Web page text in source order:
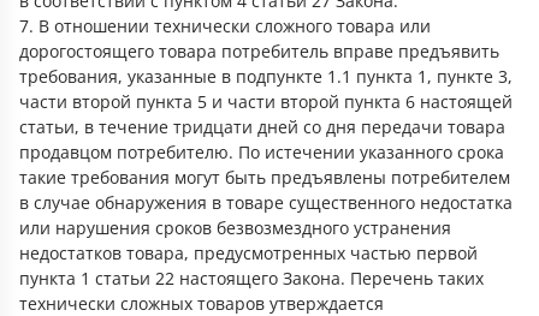
7. В отношении технически сложного товара или
дорогостоящего товара потребитель вправе предъявить
требования, указанные в подпункте 1.1 пункта 1, пункте 3,
части второй пункта 5 и части второй пункта 6 настоящей
статьи, в течение тридцати дней со дня передачи товара
продавцом потребителю. По истечении указанного срока
такие требования могут быть предъявлены потребителем
в случае обнаружения в товаре существенного недостатка
или нарушения сроков безвозмездного устранения
недостатков товара, предусмотренных частью первой
пункта 1 статьи 22 настоящего Закона. Перечень таких
технически сложных товаров утверждается